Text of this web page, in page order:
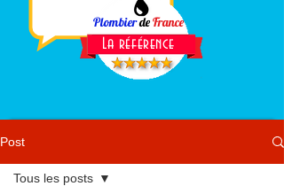
PlombierdeFrance
La référence
Post
Tous les posts